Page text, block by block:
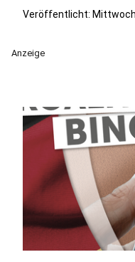
Veröffentlicht:
Anzeige